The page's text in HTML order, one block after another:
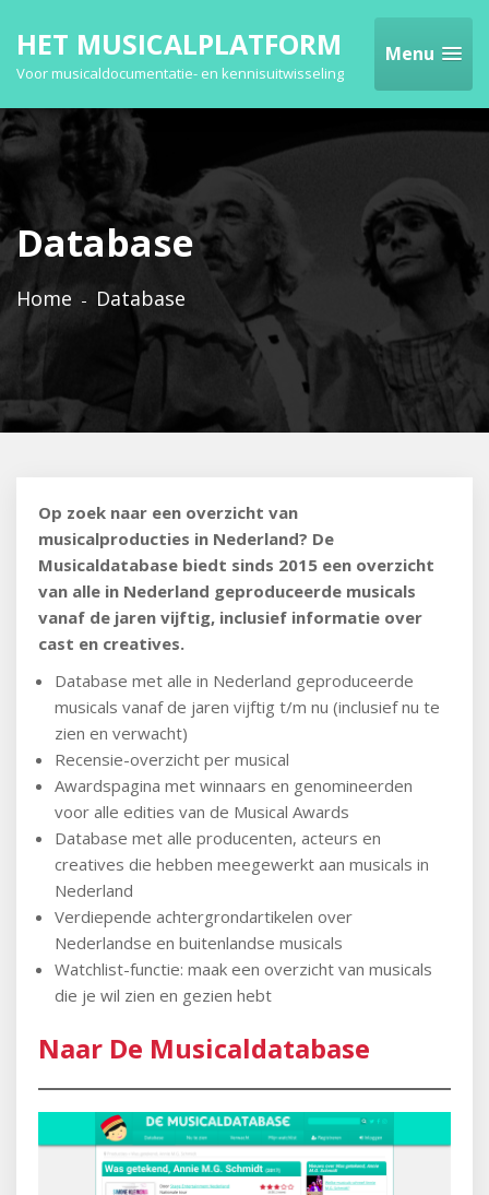
HET MUSICALPLATFORM
Voor musicaldocumentatie- en kennisuitwisseling
Menu
Database
Home Database
Op zoek naar een overzicht van
musicalproducties in Nederland? De
Musicaldatabase biedt sinds 2015 een overzicht
van alle in Nederland geproduceerde musicals
vanaf de jaren vijftig, inclusief informatie over
cast en creatives.
Database met alle in Nederland geproduceerde
musicals vanaf de jaren vijftig t/m nu (inclusief nu te
zien en verwacht)
Recensie-overzicht per musical
Awardspagina met winnaars en genomineerden
voor alle edities van de Musical Awards
Database met alle producenten, acteurs en
creatives die hebben meegewerkt aan musicals in
Nederland
Verdiepende achtergrondartikelen over
Nederlandse en buitenlandse musicals
Watchlist-functie: maak een overzicht van musicals
die je wil zien en gezien hebt
Naar De Musicaldatabase